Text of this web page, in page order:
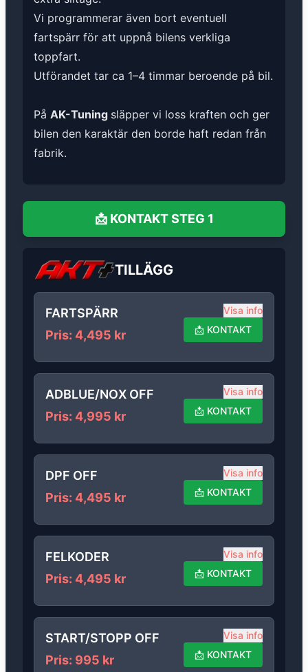
Vi programmerar även bort eventuell
fartspärr för att uppnå bilens verkliga
toppfart.
Utförandet tar ca 1–4 timmar beroende på bil.
På AK-Tuning släpper vi loss kraften och ger
bilen den karaktär den borde haft redan från
fabrik.
📩 KONTAKT STEG 1
TILLÄGG
FARTSPÄRR
Pris: 4,495 kr
Visa info
📩 KONTAKT
ADBLUE/NOX OFF
Pris: 4,995 kr
Visa info
📩 KONTAKT
DPF OFF
Pris: 4,495 kr
Visa info
📩 KONTAKT
FELKODER
Pris: 4,495 kr
Visa info
📩 KONTAKT
START/STOPP OFF
Pris: 995 kr
Visa info
📩 KONTAKT